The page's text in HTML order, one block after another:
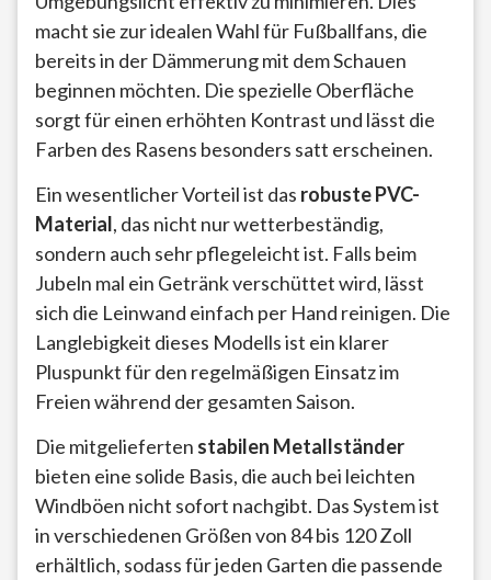
macht sie zur idealen Wahl für Fußballfans, die
bereits in der Dämmerung mit dem Schauen
beginnen möchten. Die spezielle Oberfläche
sorgt für einen erhöhten Kontrast und lässt die
Farben des Rasens besonders satt erscheinen.
Ein wesentlicher Vorteil ist das robuste PVC-
Material, das nicht nur wetterbeständig,
sondern auch sehr pflegeleicht ist. Falls beim
Jubeln mal ein Getränk verschüttet wird, lässt
sich die Leinwand einfach per Hand reinigen. Die
Langlebigkeit dieses Modells ist ein klarer
Pluspunkt für den regelmäßigen Einsatz im
Freien während der gesamten Saison.
Die mitgelieferten stabilen Metallständer
bieten eine solide Basis, die auch bei leichten
Windböen nicht sofort nachgibt. Das System ist
in verschiedenen Größen von 84 bis 120 Zoll
erhältlich, sodass für jeden Garten die passende